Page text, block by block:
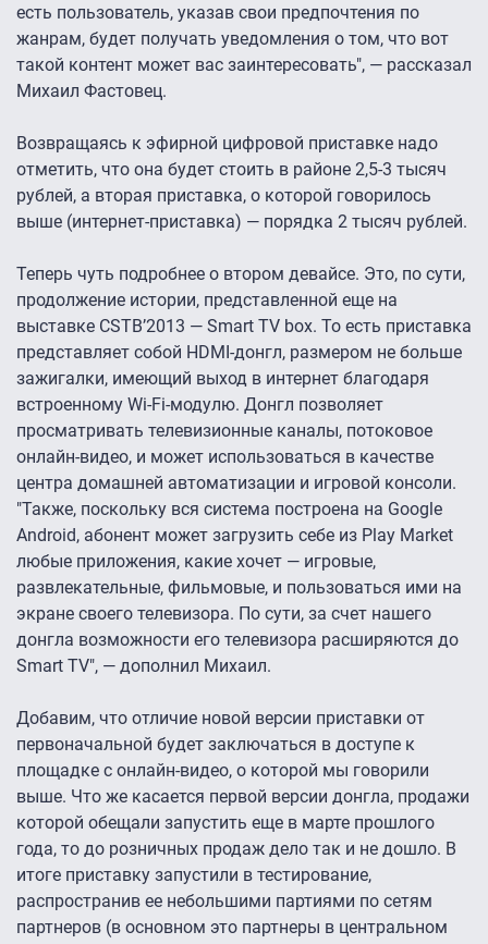
есть пользователь, указав свои предпочтения по
жанрам, будет получать уведомления о том, что вот
такой контент может вас заинтересовать", — рассказал
Михаил Фастовец.
Возвращаясь к эфирной цифровой приставке надо
отметить, что она будет стоить в районе 2,5-3 тысяч
рублей, а вторая приставка, о которой говорилось
выше (интернет-приставка) — порядка 2 тысяч рублей.
Теперь чуть подробнее о втором девайсе. Это, по сути,
продолжение истории, представленной еще на
выставке CSTB’2013 — Smart TV box. То есть приставка
представляет собой HDMI-донгл, размером не больше
зажигалки, имеющий выход в интернет благодаря
встроенному Wi-Fi-модулю. Донгл позволяет
просматривать телевизионные каналы, потоковое
онлайн-видео, и может использоваться в качестве
центра домашней автоматизации и игровой консоли.
"Также, поскольку вся система построена на Google
Android, абонент может загрузить себе из Play Market
любые приложения, какие хочет — игровые,
развлекательные, фильмовые, и пользоваться ими на
экране своего телевизора. По сути, за счет нашего
донгла возможности его телевизора расширяются до
Smart TV", — дополнил Михаил.
Добавим, что отличие новой версии приставки от
первоначальной будет заключаться в доступе к
площадке с онлайн-видео, о которой мы говорили
выше. Что же касается первой версии донгла, продажи
которой обещали запустить еще в марте прошлого
года, то до розничных продаж дело так и не дошло. В
итоге приставку запустили в тестирование,
распространив ее небольшими партиями по сетям
партнеров (в основном это партнеры в центральном